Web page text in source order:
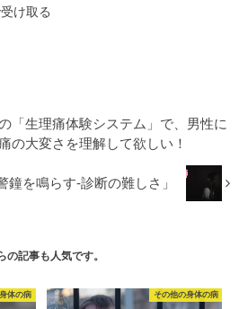
け取る
「生理痛体験システム」で、男性に
の大変さを理解して欲しい！
鐘を鳴らす-診断の難しさ」
の記事も人気です。
体の病 その他の身体の病